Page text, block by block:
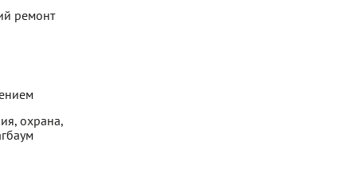
ремонт
охрана,